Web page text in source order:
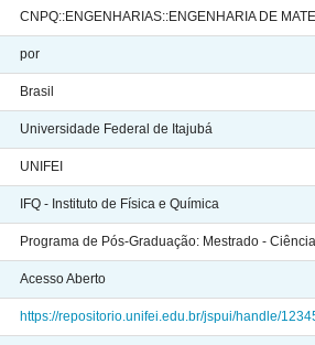
CNPQ::ENGENHARIAS::ENGENHARIA DE
por
Brasil
Universidade Federal de Itajubá
UNIFEI
IFQ - Instituto de Física e Química
Programa de Pós-Graduação: Mestrado -
Acesso Aberto
https://repositorio.unifei.edu.br/jspui/handle/